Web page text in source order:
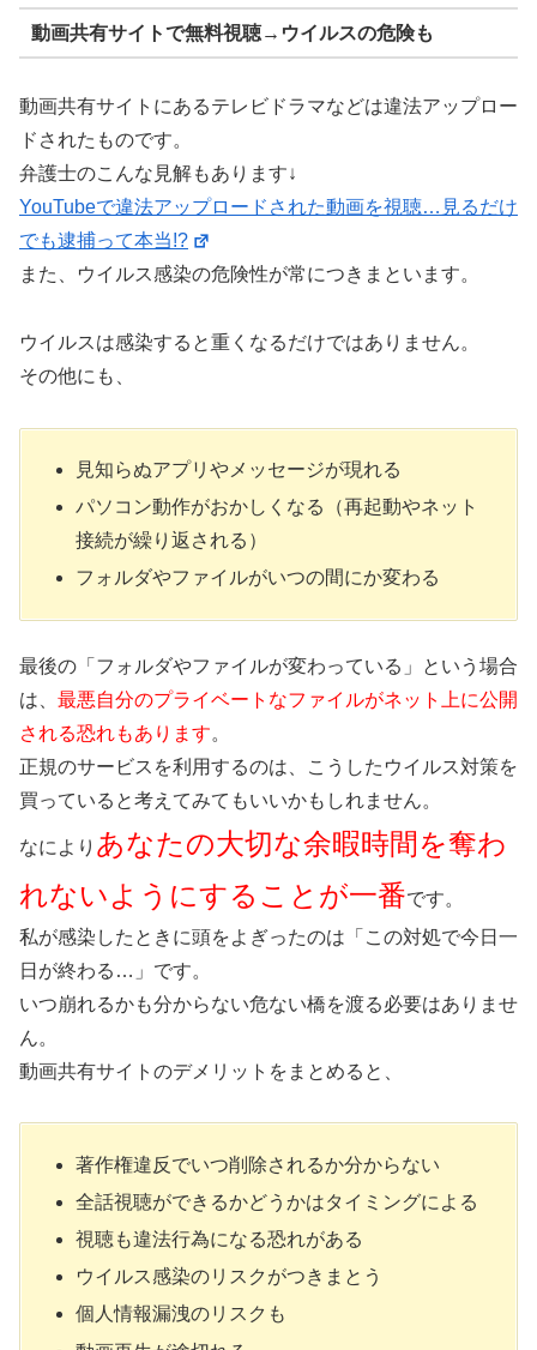
動画共有サイトで無料視聴→ウイルスの危険も
動画共有サイトにあるテレビドラマなどは違法アップロー
ドされたものです。
弁護士のこんな見解もあります↓
YouTubeで違法アップロードされた動画を視聴…見るだけ
でも逮捕って本当!?
また、ウイルス感染の危険性が常につきまといます。
ウイルスは感染すると重くなるだけではありません。
その他にも、
見知らぬアプリやメッセージが現れる
パソコン動作がおかしくなる（再起動やネット
接続が繰り返される）
フォルダやファイルがいつの間にか変わる
最後の「フォルダやファイルが変わっている」という場合
は、 最悪自分のプライベートなファイルがネット上に公開
される恐れもあります。
正規のサービスを利用するのは、こうしたウイルス対策を
買っていると考えてみてもいいかもしれません。
なにより あなたの大切な余暇時間を奪わ
れないようにすることが一番です。
私が感染したときに頭をよぎったのは「この対処で今日一
日が終わる…」です。
いつ崩れるかも分からない危ない橋を渡る必要はありませ
ん。
動画共有サイトのデメリットをまとめると、
著作権違反でいつ削除されるか分からない
全話視聴ができるかどうかはタイミングによる
視聴も違法行為になる恐れがある
ウイルス感染のリスクがつきまとう
個人情報漏洩のリスクも